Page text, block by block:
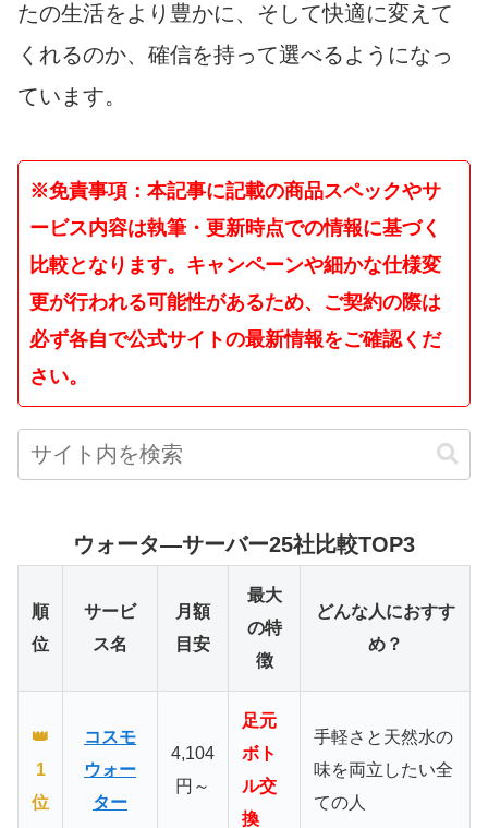
たの生活をより豊かに、そして快適に変えて
くれるのか、確信を持って選べるようになっ
ています。
※免責事項：本記事に記載の商品スペックやサ
ービス内容は執筆・更新時点での情報に基づく
比較となります。キャンペーンや細かな仕様変
更が行われる可能性があるため、ご契約の際は
必ず各自で公式サイトの最新情報をご確認くだ
さい。
ウォータ―サーバー25社比較TOP3
順
位
サービ
ス名
月額
目安
最大
の特
徴
どんな人におすす
め？
👑
1
位
コスモ
ウォー
ター
4,104
円～
足元
ボト
ル交
換
手軽さと天然水の
味を両立したい全
ての人